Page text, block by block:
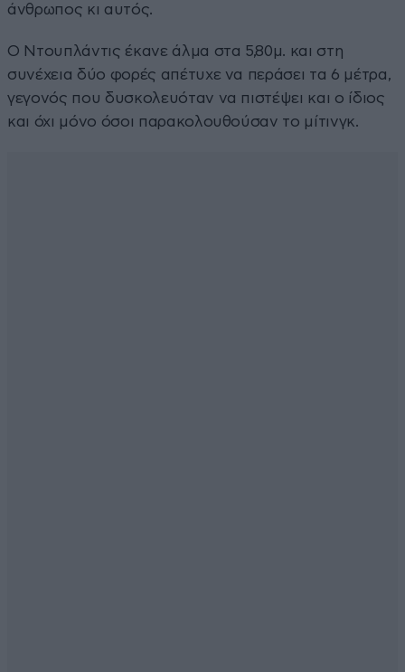
άνθρωπος κι αυτός.
Ο Ντουπλάντις έκανε άλμα στα 5,80μ. και στη
συνέχεια δύο φορές απέτυχε να περάσει τα 6 μέτρα,
γεγονός που δυσκολευόταν να πιστέψει και ο ίδιος
και όχι μόνο όσοι παρακολουθούσαν το μίτινγκ.